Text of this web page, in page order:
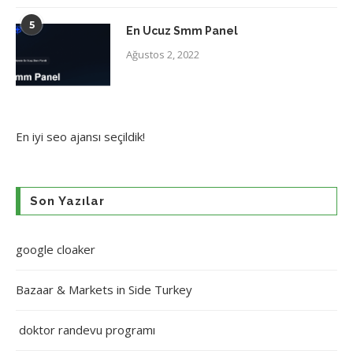
5 En Ucuz Smm Panel
Ağustos 2, 2022
En iyi seo ajansı seçildik!
Son Yazılar
google cloaker
Bazaar & Markets in Side Turkey
doktor randevu programı